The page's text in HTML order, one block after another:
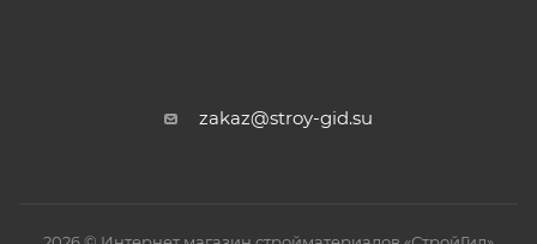
zakaz@stroy-gid.su